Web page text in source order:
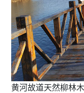
黄河故道天然柳林